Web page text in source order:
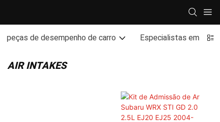
peças de desempenho de carro Especialistas em
AIR INTAKES